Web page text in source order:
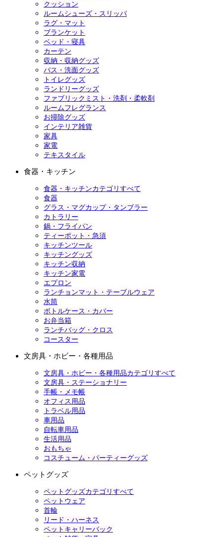
クッション
ルームシューズ・スリッパ
ラグ・マット
ブランケット
ベッド・寝具
カーテン
収納・収納グッズ
バス・洗面グッズ
トイレグッズ
ランドリーグッズ
ファブリックミスト・洗剤・柔軟剤
ルームフレグランス
お掃除グッズ
インテリア雑貨
家具
家電
テキスタイル
食器・キッチン
食器・キッチンカテゴリすべて
食器
グラス・マグカップ・タンブラー
カトラリー
鍋・フライパン
ティーポット・急須
キッチンツール
キッチングッズ
キッチン収納
キッチン家電
エプロン
ランチョンマット・テーブルウェア
水筒
ボトルケース・カバー
お弁当箱
ランチバッグ・クロス
コースター
文房具・ホビー・各種用品
文房具・ホビー・各種用品カテゴリすべて
文房具・ステーショナリー
手帳・メモ帳
オフィス用品
トラベル用品
車用品
自転車用品
生活用品
おもちゃ
コスチューム・パーティーグッズ
ペットグッズ
ペットグッズカテゴリすべて
ペットウェア
首輪
リード・ハーネス
ペットキャリーバック